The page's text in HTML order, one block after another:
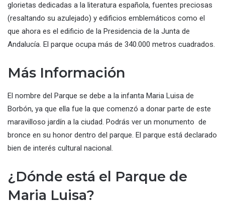
glorietas dedicadas a la literatura española, fuentes preciosas
(resaltando su azulejado) y edificios emblemáticos como el
que ahora es el edificio de la Presidencia de la Junta de
Andalucía. El parque ocupa más de 340.000 metros cuadrados.
Más Información
El nombre del Parque se debe a la infanta Maria Luisa de
Borbón, ya que ella fue la que comenzó a donar parte de este
maravilloso jardín a la ciudad. Podrás ver un monumento de
bronce en su honor dentro del parque. El parque está declarado
bien de interés cultural nacional.
¿Dónde está el Parque de
Maria Luisa?